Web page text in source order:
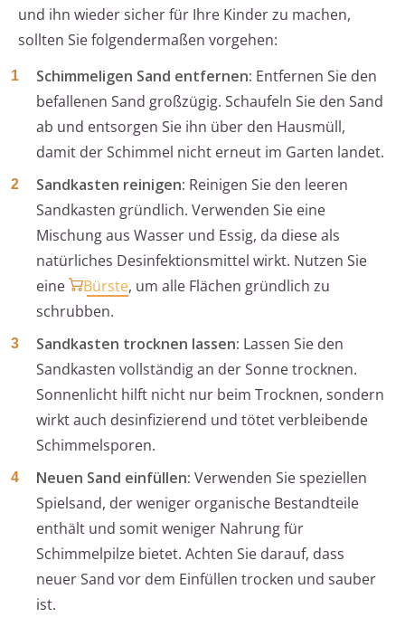
und ihn wieder sicher für Ihre Kinder zu machen,
sollten Sie folgendermaßen vorgehen:
Schimmeligen Sand entfernen: Entfernen Sie den
befallenen Sand großzügig. Schaufeln Sie den Sand
ab und entsorgen Sie ihn über den Hausmüll,
damit der Schimmel nicht erneut im Garten landet.
Sandkasten reinigen: Reinigen Sie den leeren
Sandkasten gründlich. Verwenden Sie eine
Mischung aus Wasser und Essig, da diese als
natürliches Desinfektionsmittel wirkt. Nutzen Sie
eine
Bürste, um alle Flächen gründlich zu
schrubben.
Sandkasten trocknen lassen: Lassen Sie den
Sandkasten vollständig an der Sonne trocknen.
Sonnenlicht hilft nicht nur beim Trocknen, sondern
wirkt auch desinfizierend und tötet verbleibende
Schimmelsporen.
Neuen Sand einfüllen: Verwenden Sie speziellen
Spielsand, der weniger organische Bestandteile
enthält und somit weniger Nahrung für
Schimmelpilze bietet. Achten Sie darauf, dass
neuer Sand vor dem Einfüllen trocken und sauber
ist.